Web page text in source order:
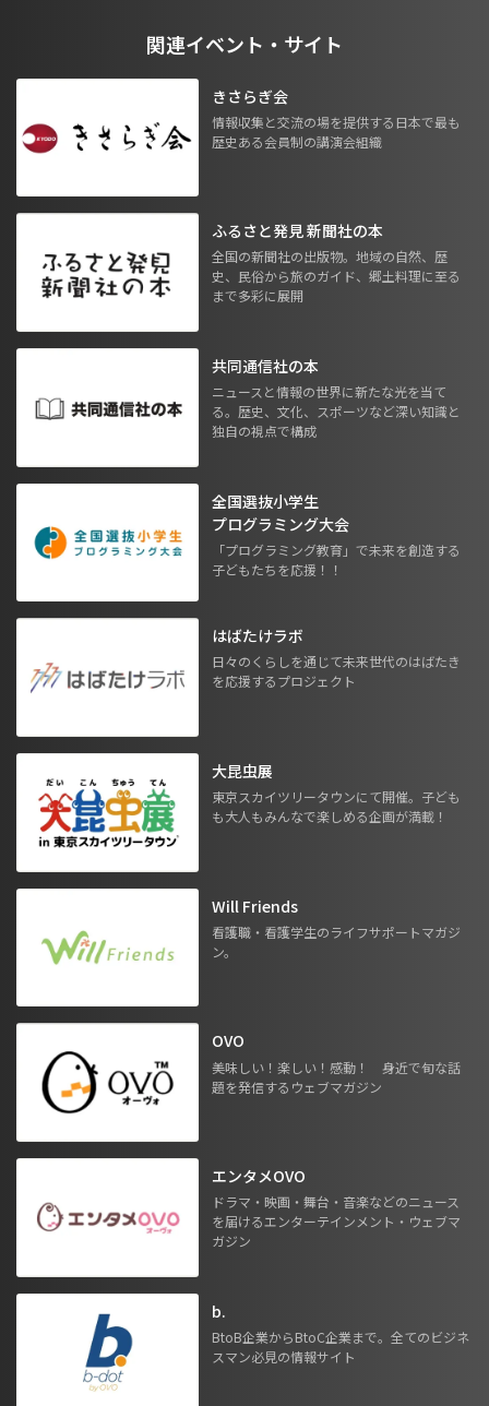
関連イベント・サイト
きさらぎ会
情報収集と交流の場を提供する日本で最も
歴史ある会員制の講演会組織
ふるさと発見 新聞社の本
全国の新聞社の出版物。地域の自然、歴
史、民俗から旅のガイド、郷土料理に至る
まで多彩に展開
共同通信社の本
ニュースと情報の世界に新たな光を当て
る。歴史、文化、スポーツなど深い知識と
独自の視点で構成
全国選抜小学生
プログラミング大会
「プログラミング教育」で未来を創造する
子どもたちを応援！！
はばたけラボ
日々のくらしを通じて未来世代のはばたき
を応援するプロジェクト
大昆虫展
東京スカイツリータウンにて開催。子ども
も大人もみんなで楽しめる企画が満載！
Will Friends
看護職・看護学生のライフサポートマガジ
ン。
OVO
美味しい！楽しい！感動！ 身近で旬な話
題を発信するウェブマガジン
エンタメOVO
ドラマ・映画・舞台・音楽などのニュース
を届けるエンターテインメント・ウェブマ
ガジン
b.
BtoB企業からBtoC企業まで。全てのビジネ
スマン必見の情報サイト